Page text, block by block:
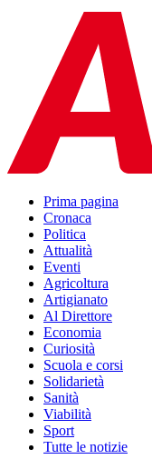
Prima pagina
Cronaca
Politica
Attualità
Eventi
Agricoltura
Artigianato
Al Direttore
Economia
Curiosità
Scuola e corsi
Solidarietà
Sanità
Viabilità
Sport
Tutte le notizie